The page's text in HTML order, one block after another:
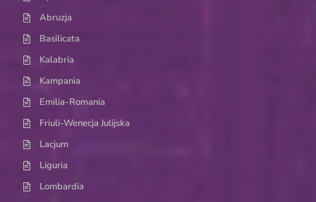
Abruzja
Basilicata
Kalabria
Kampania
Emilia-Romania
Friuli-Wenecja Julijska
Lacjum
Liguria
Lombardia